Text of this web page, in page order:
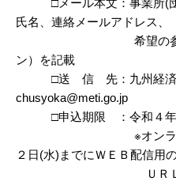
□メール本文：事業所(団
氏名、連絡メールアドレス、
希望の参加方法
ン）を記載
□送 信 先：九州経済産
chusyoka@meti.go.jp
□申込期限 ：令和４年６
※オンラインでの
２日(水)までにＷＥＢ配信用
ＵＲＬ及び講演